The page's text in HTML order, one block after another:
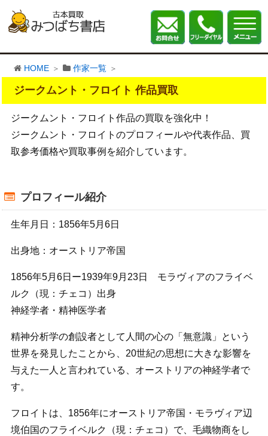
HOME 作家一覧
ジークムント・フロイト 作品買取
ジークムント・フロイト作品の買取を強化中！
ジークムント・フロイトのプロフィールや代表作品、買
取参考価格や買取事例を紹介しています。
プロフィール紹介
生年月日：1856年5月6日
出身地：オーストリア帝国
1856年5月6日ー1939年9月23日 モラヴィアのフライベ
ルク（現：チェコ）出身
神経学者・精神医学者
精神分析学の創設者として人間の心の「無意識」という
世界を発見したことから、20世紀の思想に大きな影響を
与えた一人と言われている、オーストリアの神経学者で
す。
フロイトは、1856年にオーストリア帝国・モラヴィア辺
境伯国のフライベルク（現：チェコ）で、毛織物商をし